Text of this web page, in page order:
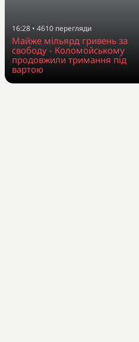
16:28 • 4610 перегляди
Майже мільярд гривень за
свободу - Коломойському
продовжили тримання під
вартою